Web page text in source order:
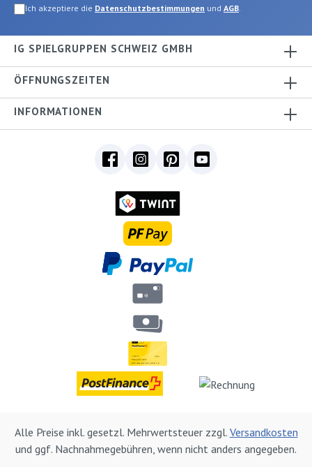
Ich akzeptiere die Datenschutzbestimmungen und AGB.
IG SPIELGRUPPEN SCHWEIZ GMBH
ÖFFNUNGSZEITEN
INFORMATIONEN
Alle Preise inkl. gesetzl. Mehrwertsteuer zzgl. Versandkosten
und ggf. Nachnahmegebühren, wenn nicht anders angegeben.